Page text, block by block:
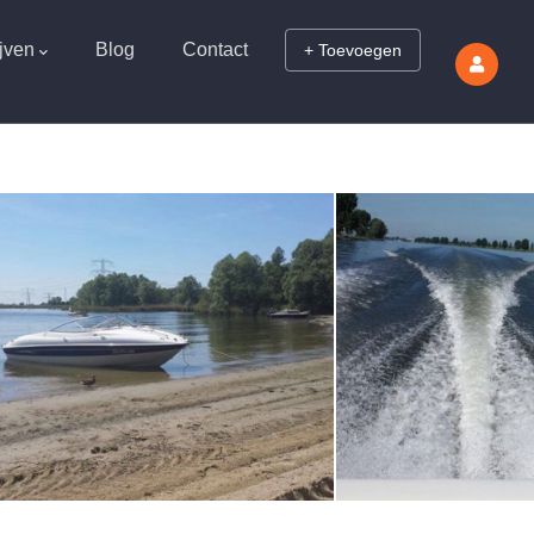
Blog Contact + Toevoegen